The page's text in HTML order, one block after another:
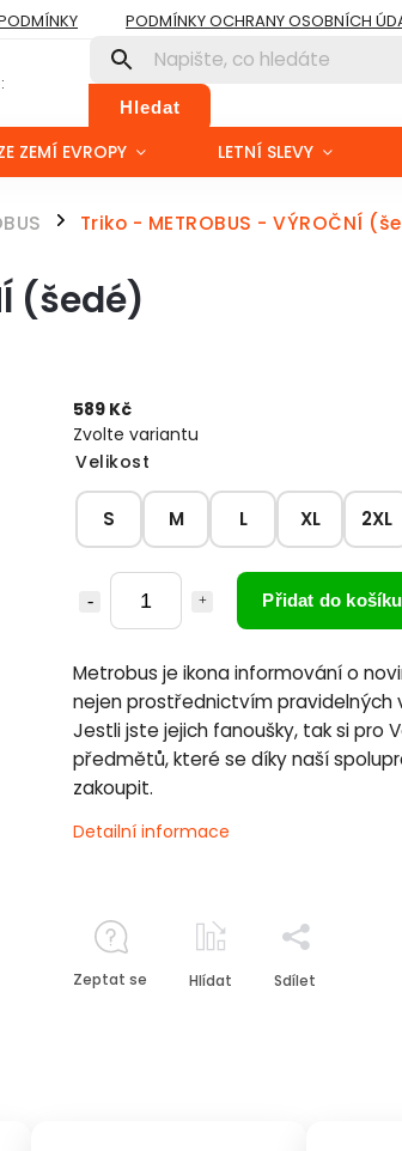
PODMÍNKY OCHRANY OSOBNÍCH
Hledat
ZEMÍ EVROPY LETNÍ SLEVY
/ Triko - METROBUS - VÝROČNÍ
(šedé)
589 Kč
Zvolte variantu
Velikost
S M L XL 2XL
Přidat do košíku
Metrobus je ikona informování o
nejen prostřednictvím pravidelných
Jestli jste jejich fanoušky, tak si pro
předmětů, které se díky naší
zakoupit.
Detailní informace
Zeptat se Hlídat Sdílet